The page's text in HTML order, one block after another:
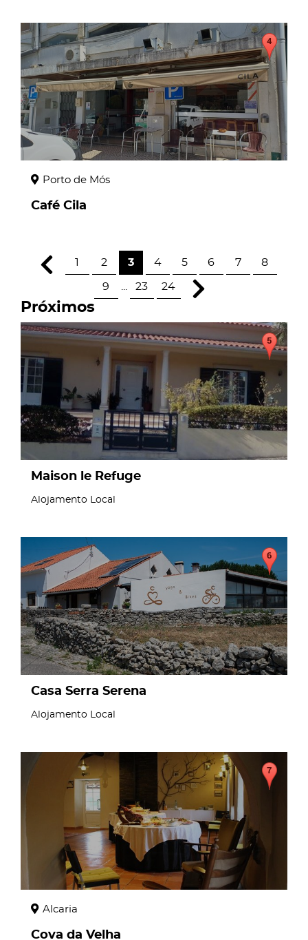
page
Porto de Mós
Café Cila
1 2 3 4 5 6 7 8
9 23 24
Próximos
page
Maison le Refuge
Alojamento Local
Casa Serra Serena
Alojamento Local
page
Alcaria
Cova da Velha